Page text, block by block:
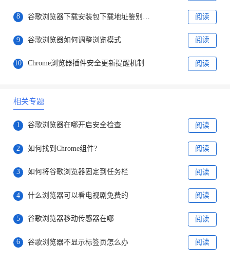
8 阅读
9 谷歌浏览器如何调整浏览模式 阅读
10 Chrome浏览器插件安全更新提醒机制 阅读
相关专题
1 谷歌浏览器在哪开启安全检查 阅读
2 如何找到Chrome组件? 阅读
3 如何将谷歌浏览器固定到任务栏 阅读
4 什么浏览器可以看电视剧免费的 阅读
5 谷歌浏览器移动传感器在哪 阅读
6 谷歌浏览器不显示标签页怎么办 阅读